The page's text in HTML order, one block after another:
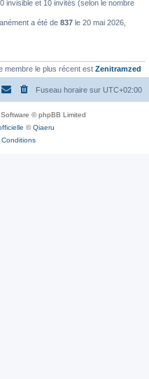
invisible et 10 invités (selon le nombre
a été de 837 le 20 mai 2026,
membre le plus récent est Zenitramzed
Fuseau horaire sur UTC+02:00
© phpBB Limited
©Qiaeru
Conditions